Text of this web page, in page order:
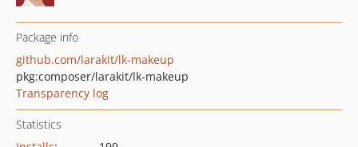
Package info
github.com/larakit/lk-makeup
pkg:composer/larakit/lk-makeup
Transparency log
Statistics